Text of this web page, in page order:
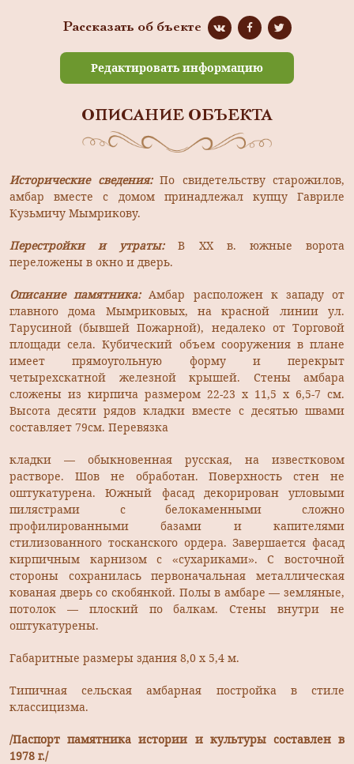
Рассказать об бъекте
Редактировать информацию
ОПИСАНИЕ ОБЪЕКТА
Исторические сведения: По свидетельству старожилов,
амбар вместе с домом принадлежал купцу Гавриле
Кузьмичу Мымрикову.
Перестройки и утраты:В XX в. южные ворота
переложены в окно и дверь.
Описание памятника: Амбар расположен к западу от
главного дома Мымриковых, на красной линии ул.
Тарусиной (бывшей Пожарной), недалеко от Торговой
площади села. Кубический объем сооружения в плане
имеет прямоугольную форму и перекрыт
четырехскатной железной крышей. Стены амбара
сложены из кирпича размером 22-23 x 11,5 x 6,5-7 см.
Высота десяти рядов кладки вместе с десятью швами
составляет 79см. Перевязка
кладки — обыкновенная русская, на известковом
растворе. Шов не обработан. Поверхность стен не
оштукатурена. Южный фасад декорирован угловыми
пилястрами с белокаменными сложно
профилированными базами и капителями
стилизованного тосканс­кого ордера. Завершается фасад
кирпичным карнизом с «сухариками». С восточной
стороны сохранилась первоначальная металлическая
кованая дверь со скобянкой. Полы в амбаре — земляные,
потолок — плоский по балкам. Стены внутри не
оштукатурены.
Габаритные размеры здания 8,0 х 5,4 м.
Типичная сельская амбарная постройка в стиле
классицизма.
/Паспорт памятника истории и культуры составлен в
1978 г./